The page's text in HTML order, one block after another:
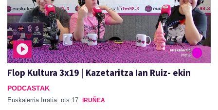
Flop Kultura 3x19 | Kazetaritza Ian Ruiz- ekin
PODCASTAK
Euskalerria Irratia ots 17 IRUÑEA